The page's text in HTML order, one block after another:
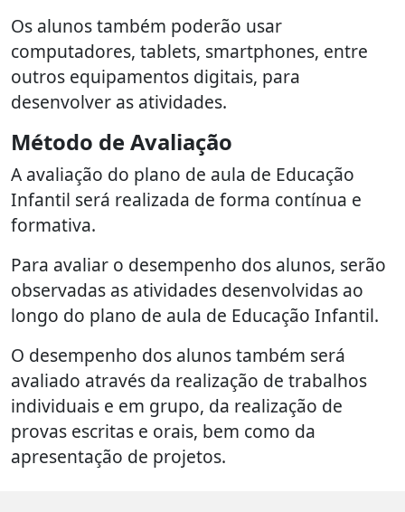
Os alunos também poderão usar
computadores, tablets, smartphones, entre
outros equipamentos digitais, para
desenvolver as atividades.
Método de Avaliação
A avaliação do plano de aula de Educação
Infantil será realizada de forma contínua e
formativa.
Para avaliar o desempenho dos alunos, serão
observadas as atividades desenvolvidas ao
longo do plano de aula de Educação Infantil.
O desempenho dos alunos também será
avaliado através da realização de trabalhos
individuais e em grupo, da realização de
provas escritas e orais, bem como da
apresentação de projetos.